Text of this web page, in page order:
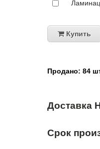
Купить
Продано: 84
Доставка
Срок